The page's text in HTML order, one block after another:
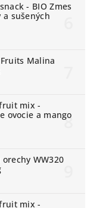
- BIO Zmes
a sušených
Malina
mix -
ovocie a mango
orechy WW320
mix -